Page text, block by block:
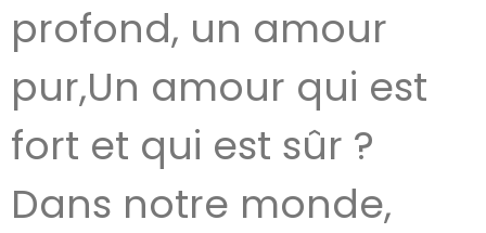
profond, un amour
pur,Un amour qui est
fort et qui est sûr ?
Dans notre monde,